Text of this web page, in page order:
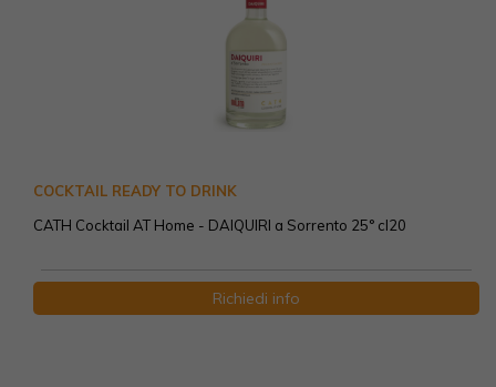
COCKTAIL READY TO DRINK
CATH Cocktail AT Home - DAIQUIRI a Sorrento 25° cl20
Richiedi info